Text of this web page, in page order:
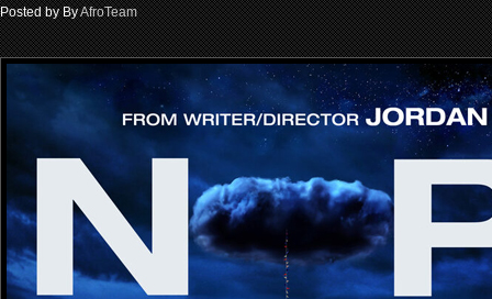
Posted by ByAfroTeam